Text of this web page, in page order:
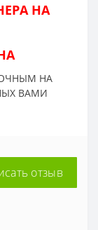
НА
НА
ВАМИ
отзыв